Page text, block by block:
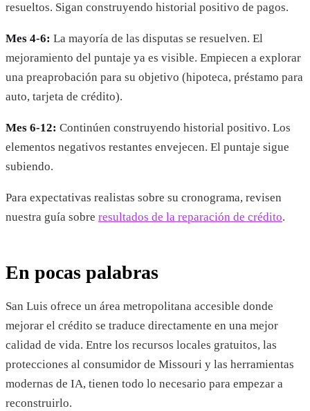
resueltos. Sigan construyendo historial positivo de pagos.
Mes 4-6: La mayoría de las disputas se resuelven. El
mejoramiento del puntaje ya es visible. Empiecen a explorar
una preaprobación para su objetivo (hipoteca, préstamo para
auto, tarjeta de crédito).
Mes 6-12: Continúen construyendo historial positivo. Los
elementos negativos restantes envejecen. El puntaje sigue
subiendo.
Para expectativas realistas sobre su cronograma, revisen
nuestra guía sobre resultados de la reparación de crédito.
En pocas palabras
San Luis ofrece un área metropolitana accesible donde
mejorar el crédito se traduce directamente en una mejor
calidad de vida. Entre los recursos locales gratuitos, las
protecciones al consumidor de Missouri y las herramientas
modernas de IA, tienen todo lo necesario para empezar a
reconstruirlo.